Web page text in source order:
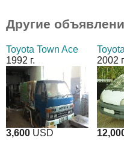
Другие
Toyota Town Ace
1992 г.
3,600 USD
2002